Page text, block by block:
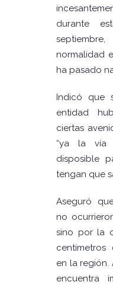
durante
normalidad
ha pasado
Indicó que
entidad
ciertas
“ya la vía
disposible
tengan que
Aseguró
no
sino por la
en la región.
encuentra